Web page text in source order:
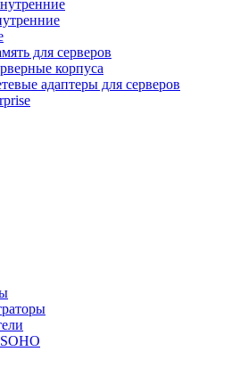
для серверов
корпуса
адаптеры для серверов